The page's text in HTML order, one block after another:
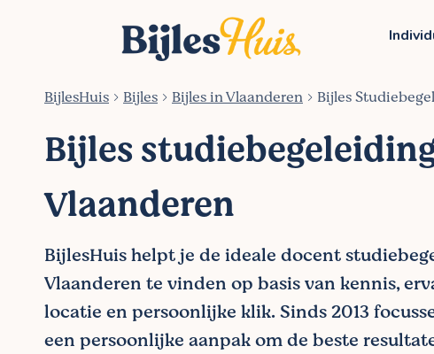
BijlesHuis Bijles Bijles in Vlaanderen Bijles
Bijles
Vlaanderen
BijlesHuis helpt je de ideale docent
Vlaanderen te vinden op basis van kennis,
locatie en persoonlijke klik. Sinds 2013
een persoonlijke aanpak om de beste